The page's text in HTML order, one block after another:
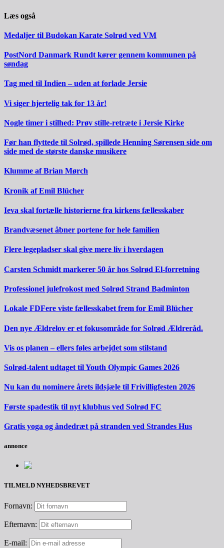
Læs også
Medaljer til Budokan Karate Solrød ved VM
PostNord Danmark Rundt kører gennem kommunen på
søndag
Tag med til Indien – uden at forlade Jersie
Vi siger hjertelig tak for 13 år!
Nogle timer i stilhed: Prøv stille-retræte i Jersie Kirke
Før han flyttede til Solrød, spillede Henning Sørensen side om
side med de største danske musikere
Klumme af Brian Mørch
Kronik af Emil Blücher
Ieva skal fortælle historierne fra kirkens fællesskaber
Brandvæsenet åbner portene for hele familien
Flere legepladser skal give mere liv i hverdagen
Carsten Schmidt markerer 50 år hos Solrød El-forretning
Professionel julefrokost med Solrød Strand Badminton
Lokale FDFere viste fællesskabet frem for Emil Blücher
Den nye Ældrelov er et fokusområde for Solrød Ældreråd.
Vis os planen – ellers føles arbejdet som stilstand
Solrød-talent udtaget til Youth Olympic Games 2026
Nu kan du nominere årets ildsjæle til Frivilligfesten 2026
Første spadestik til nyt klubhus ved Solrød FC
Gratis yoga og åndedræt på stranden ved Strandes Hus
annonce
TILMELD NYHEDSBREVET
Fornavn:
Efternavn:
E-mail: